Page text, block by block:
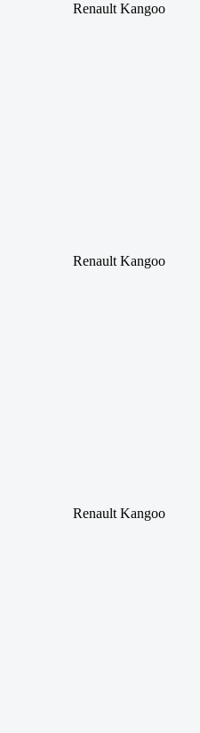
Renault Kangoo
Renault Kangoo
Renault Kangoo